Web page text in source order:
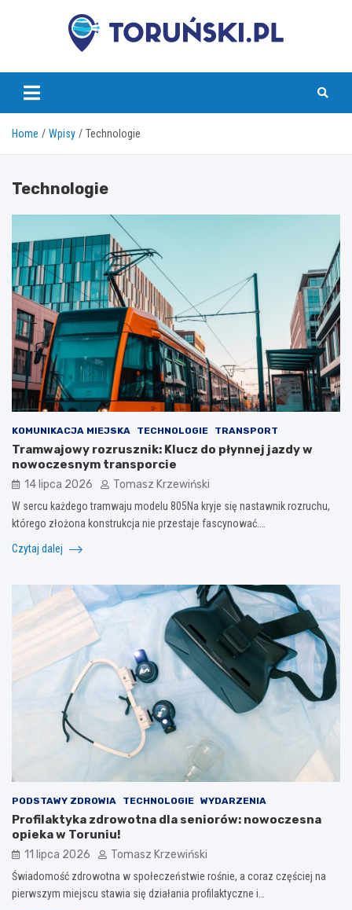
torunski.pl
Home Wpisy Technologie
Technologie
KOMUNIKACJA MIEJSKA TECHNOLOGIE TRANSPORT
Tramwajowy rozrusznik: Klucz do płynnej jazdy w
nowoczesnym transporcie
14 lipca 2026 Tomasz Krzewiński
W sercu każdego tramwaju modelu 805Na kryje się nastawnik rozruchu,
którego złożona konstrukcja nie przestaje fascynować.…
Czytaj dalej
PODSTAWY ZDROWIA TECHNOLOGIE WYDARZENIA
Profilaktyka zdrowotna dla seniorów: nowoczesna
opieka w Toruniu!
11 lipca 2026 Tomasz Krzewiński
Świadomość zdrowotna w społeczeństwie rośnie, a coraz częściej na
pierwszym miejscu stawia się działania profilaktyczne i…